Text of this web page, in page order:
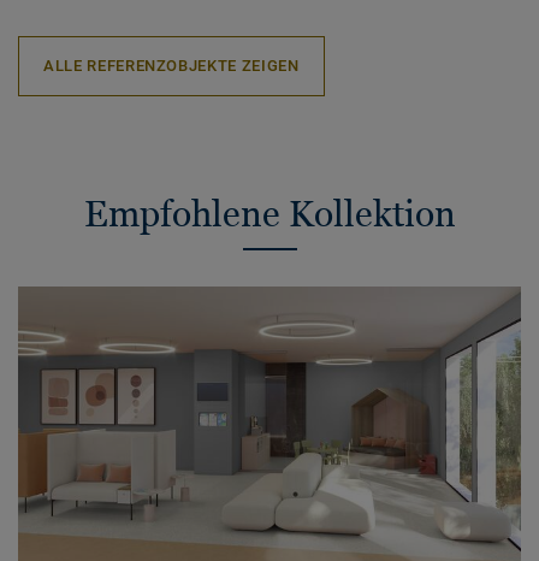
ALLE REFERENZOBJEKTE ZEIGEN
Empfohlene Kollektion